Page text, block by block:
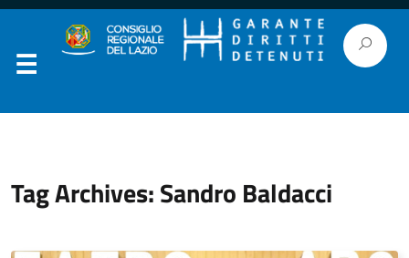
Tag Archives: Sandro Baldacci